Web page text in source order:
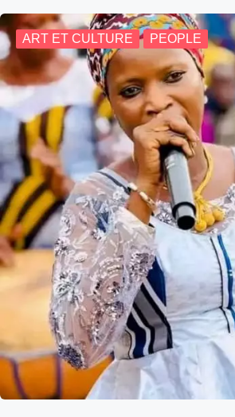
ART ET CULTURE PEOPLE